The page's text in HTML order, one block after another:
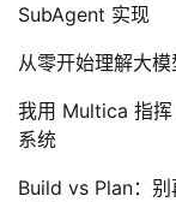
SubAgent 实现
从零开始理解大
我用 Multica 指
系统
Build vs Plan：